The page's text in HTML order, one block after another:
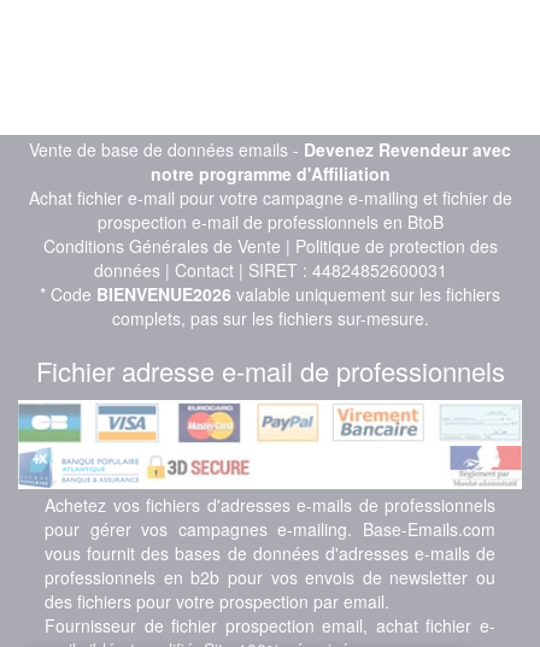
Vente de base de données emails - Devenez Revendeur avec
notre programme d'Affiliation
Achat fichier e-mail pour votre campagne e-mailing et fichier de
prospection e-mail de professionnels en BtoB
Conditions Générales de Vente | Politique de protection des
données| Contact| SIRET : 44824852600031
* Code BIENVENUE2026 valable uniquement sur les fichiers
complets, pas sur les fichiers sur-mesure.
Fichier adresse e-mail de professionnels
Achetez vos fichiers d'adresses e-mails de professionnels
pour gérer vos campagnes e-mailing. Base-Emails.com
vous fournit des bases de données d'adresses e-mails de
professionnels en b2b pour vos envois de newsletter ou
des fichiers pour votre prospection par email.
Fournisseur de fichier prospection email, achat fichier e-